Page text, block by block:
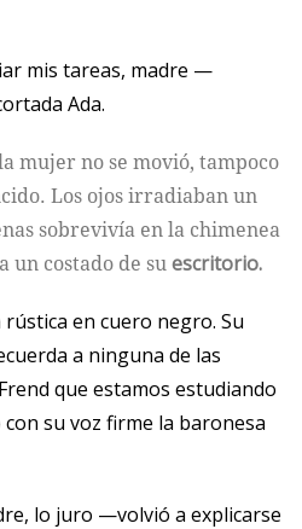
mis tareas, madre —
Ada.
mujer no se movió, tampoco
Los ojos irradiaban un
sobrevivía en la chimenea
un costado de suescritorio.
en cuero negro. Su
a ninguna de las
que estamos estudiando
su voz firme la baronesa
lo juro —volvió a explicarse